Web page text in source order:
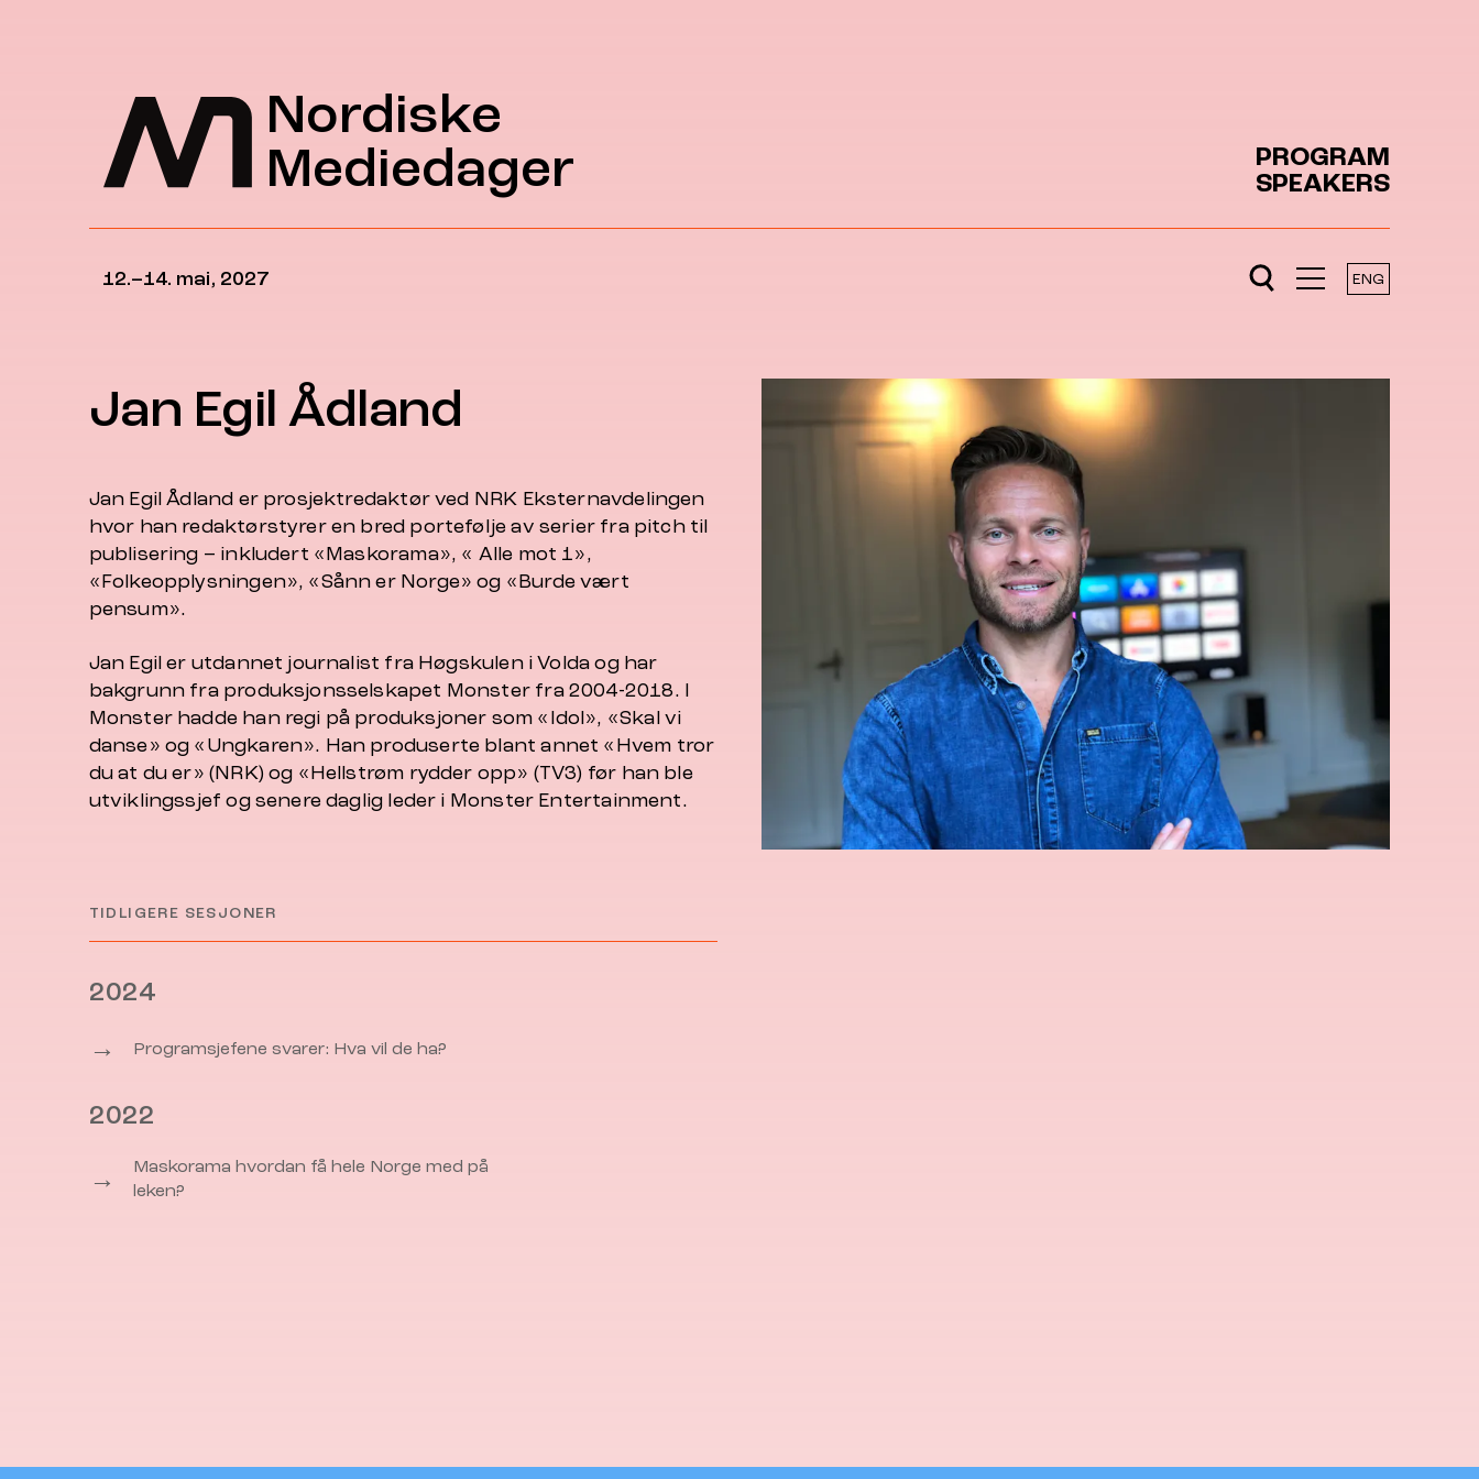
Nordiske
Mediedager
PROGRAM
SPEAKERS
12.–14. mai, 2027 ENG
Jan Egil Ådland
Jan Egil Ådland er prosjektredaktør ved NRK Eksternavdelingen
hvor han redaktørstyrer en bred portefølje av serier fra pitch til
publisering – inkludert «Maskorama», « Alle mot 1»,
«Folkeopplysningen», «Sånn er Norge» og «Burde vært
pensum».
Jan Egil er utdannet journalist fra Høgskulen i Volda og har
bakgrunn fra produksjonsselskapet Monster fra 2004-2018. I
Monster hadde han regi på produksjoner som «Idol», «Skal vi
danse» og «Ungkaren». Han produserte blant annet «Hvem tror
du at du er» (NRK) og «Hellstrøm rydder opp» (TV3) før han ble
utviklingssjef og senere daglig leder i Monster Entertainment.
TIDLIGERE SESJONER
2024
→
Programsjefene svarer: Hva vil de ha?
2022
→
Maskorama hvordan få hele Norge med på
leken?